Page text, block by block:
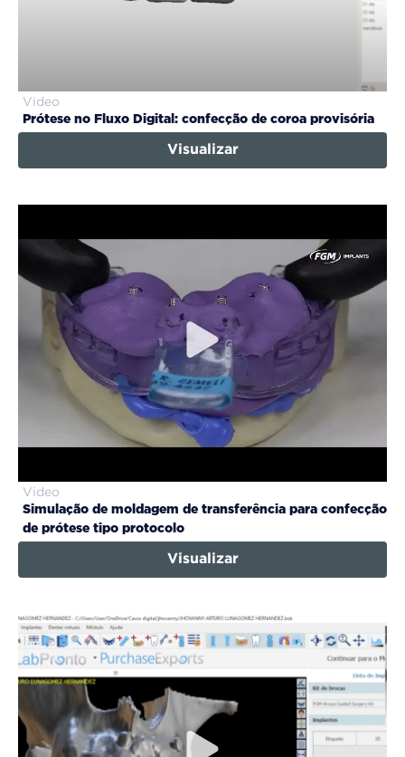
Video
Prótese no Fluxo Digital: confecção de coroa provisória
Visualizar
Video
Simulação de moldagem de transferência para confecção
de prótese tipo protocolo
Visualizar